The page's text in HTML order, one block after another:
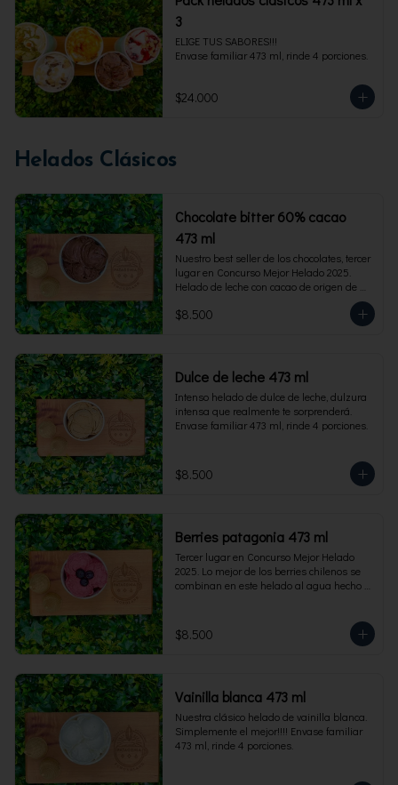
3
ELIGE TUS SABORES!!!
Envase familiar 473 ml, rinde 4 porciones.
$24.000
Helados Clásicos
Chocolate bitter 60% cacao
473 ml
Nuestro best seller de los chocolates, tercer
lugar en Concurso Mejor Helado 2025.
Helado de leche con cacao de origen de
intensidad al 60%. Envase familiar 473 ml,
rinde 4  porciones.
$8.500
Dulce de leche 473 ml
Intenso helado de dulce de leche, dulzura
intensa que realmente te sorprenderá.
Envase familiar 473 ml, rinde 4 porciones.
$8.500
Berries patagonia 473 ml
Tercer lugar en Concurso Mejor Helado
2025. Lo mejor de los berries chilenos se
combinan en este helado al agua hecho
473 ml. Rinde 4 porciones.
$8.500
Vainilla blanca 473 ml
Nuestra clásico helado de vainilla blanca.
Simplemente el mejor!!!! Envase familiar
473 ml, rinde 4 porciones.